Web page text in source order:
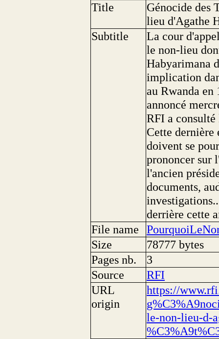
Title
Génocide des
lieu d'Agathe
Subtitle
La cour
le non-lieu
Habyarimana
implication
au Rwanda en
annoncé
RFI a
Cette dernière
doivent se
prononcer sur
l'ancien
documents,
derrière cette
File name
Size
78777 bytes
Pages nb.
3
Source
RFI
URL
origin
https://
le-non-lieu-d-